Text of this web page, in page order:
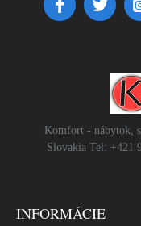
Komfort - nábytok,
Slovakia Tel: +421
INFORMÁCIE